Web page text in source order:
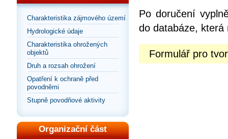
Charakteristika zájmového území
Hydrologické údaje
Charakteristika ohrožených
objektů
Druh a rozsah ohrožení
Opatření k ochraně před
povodněmi
Stupně povodňové aktivity
Organizační část
Po doručení
do databáze,
Formulář pro